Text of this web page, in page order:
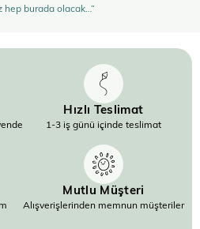
hep burada olacak…”
Hızlı Teslimat
1-3 iş günü içinde teslimat
Mutlu Müşteri
Alışverişlerinden memnun müşteriler